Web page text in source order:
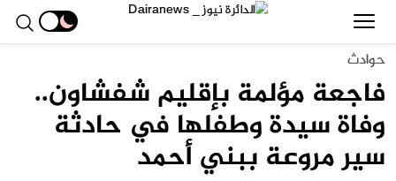
حوادث
فاجعة مؤلمة بإقليم شفشاون..
وفاة سيدة وطفلها في حادثة
سير مروعة ببني أحمد